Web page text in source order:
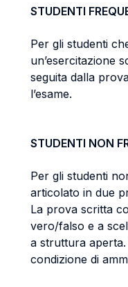
STUDENTI
Per gli studenti
un’esercitazione
seguita dalla
l’esame.
STUDENTI NON
Per gli studenti
articolato in due
La prova scritta
vero/falso e a
a struttura
condizione di